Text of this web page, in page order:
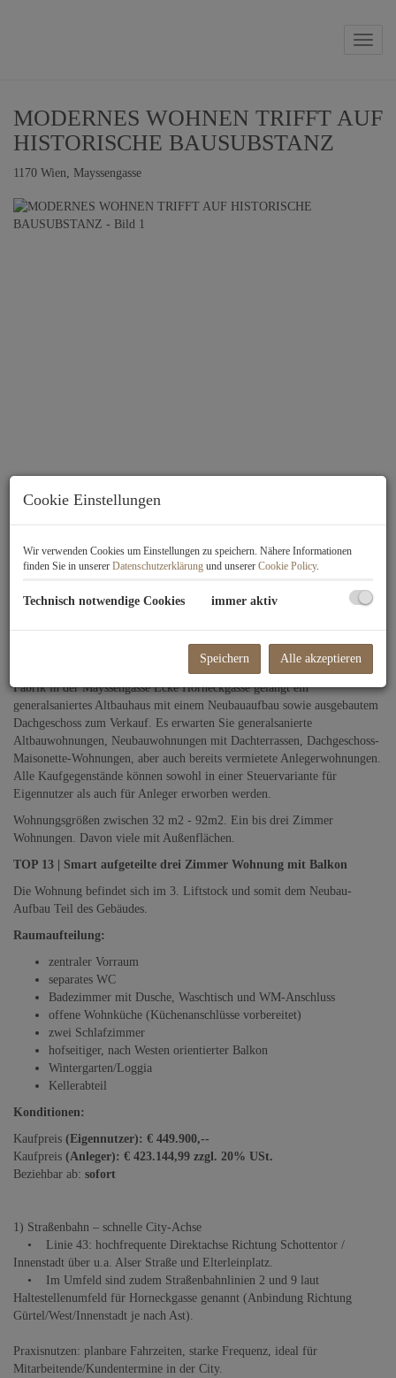
MODERNES WOHNEN TRIFFT AUF
HISTORISCHE BAUSUBSTANZ
1170 Wien, Mayssengasse
Beschreibung
Fabrik in der Mayssengasse Ecke Horneckgasse gelangt ein
generalsaniertes Altbauhaus mit einem Neubauaufbau sowie ausgebautem
Dachgeschoss zum Verkauf. Es erwarten Sie generalsanierte
Altbauwohnungen, Neubauwohnungen mit Dachterrassen, Dachgeschoss-
Maisonette-Wohnungen, aber auch bereits vermietete Anlegerwohnungen.
Alle Kaufgegenstände können sowohl in einer Steuervariante für
Eigennutzer als auch für Anleger erworben werden.
Wohnungsgrößen zwischen 32 m2 - 92m2. Ein bis drei Zimmer
Wohnungen. Davon viele mit Außenflächen.
TOP 13 | Smart aufgeteilte drei Zimmer Wohnung mit Balkon
Die Wohnung befindet sich im 3. Liftstock und somit dem Neubau-
Aufbau Teil des Gebäudes.
Raumaufteilung:
zentraler Vorraum
separates WC
Badezimmer mit Dusche, Waschtisch und WM-Anschluss
offene Wohnküche (Küchenanschlüsse vorbereitet)
zwei Schlafzimmer
hofseitiger, nach Westen orientierter Balkon
Wintergarten/Loggia
Kellerabteil
Konditionen:
Kaufpreis (Eigennutzer): € 449.900,--
Kaufpreis (Anleger): € 423.144,99 zzgl. 20% USt.
Beziehbar ab: sofort
1) Straßenbahn – schnelle City-Achse
• Linie 43: hochfrequente Direktachse Richtung Schottentor /
Innenstadt über u.a. Alser Straße und Elterleinplatz.
• Im Umfeld sind zudem Straßenbahnlinien 2 und 9 laut
Haltestellenumfeld für Horneckgasse genannt (Anbindung Richtung
Gürtel/West/Innenstadt je nach Ast).
Praxisnutzen: planbare Fahrzeiten, starke Frequenz, ideal für
Mitarbeitende/Kundentermine in der City.
Cookie Einstellungen
Wir verwenden Cookies um Einstellungen zu speichern. Nähere Informationen
finden Sie in unserer Datenschutzerklärung und unserer Cookie Policy.
Technisch notwendige Cookies immer aktiv
Speichern Alle akzeptieren